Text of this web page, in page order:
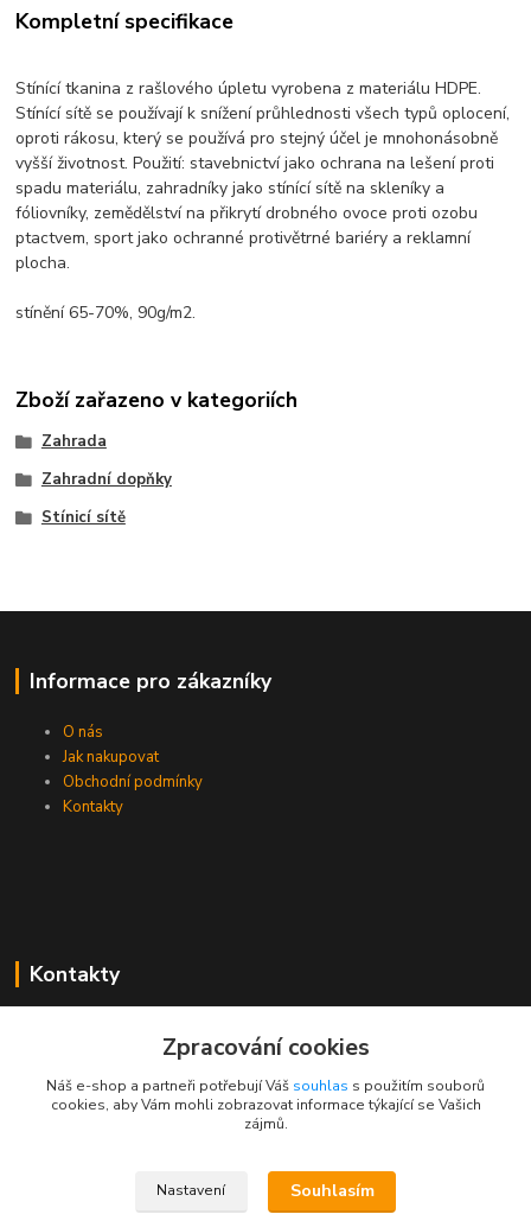
Kompletní specifikace
Stínící tkanina z rašlového úpletu vyrobena z materiálu HDPE.
Stínící sítě se používají k snížení průhlednosti všech typů oplocení,
oproti rákosu, který se používá pro stejný účel je mnohonásobně
vyšší životnost. Použití: stavebnictví jako ochrana na lešení proti
spadu materiálu, zahradníky jako stínící sítě na skleníky a
fóliovníky, zemědělství na přikrytí drobného ovoce proti ozobu
ptactvem, sport jako ochranné protivětrné bariéry a reklamní
plocha.
stínění 65-70%, 90g/m2.
Zboží zařazeno v kategoriích
Zahrada
Zahradní dopňky
Stínicí sítě
Informace pro zákazníky
O nás
Jak nakupovat
Obchodní podmínky
Kontakty
Kontakty
+420 733 530 378
(Po-Pá, 8-15 hod.)
Zpracování cookies
Náš e-shop a partneři potřebují Váš souhlas s použitím souborů
cookies, aby Vám mohli zobrazovat informace týkající se Vašich
zájmů.
Nastavení Souhlasím